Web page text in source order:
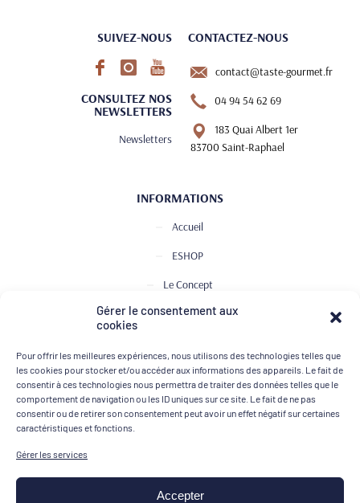
Gérer le consentement aux
cookies
Pour offrir les meilleures expériences, nous utilisons des technologies telles que
les cookies pour stocker et/ou accéder aux informations des appareils. Le fait de
consentir à ces technologies nous permettra de traiter des données telles que le
comportement de navigation ou les ID uniques sur ce site. Le fait de ne pas
consentir ou de retirer son consentement peut avoir un effet négatif sur certaines
caractéristiques et fonctions.
Gérer les services
Accepter
SUIVEZ-NOUS
CONSULTEZ NOS
NEWSLETTERS
Newsletters
CONTACTEZ-NOUS
contact@taste-gourmet.fr
04 94 54 62 69
183 Quai Albert 1er
83700 Saint-Raphael
INFORMATIONS
Accueil
ESHOP
Le Concept
Club de Dégustation
Contact
MOYENS DE PAIEMENT